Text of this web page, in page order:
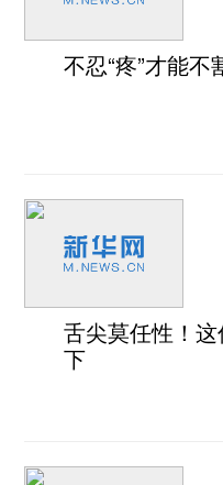
不忍“疼”才能不
舌尖莫任性！这
下